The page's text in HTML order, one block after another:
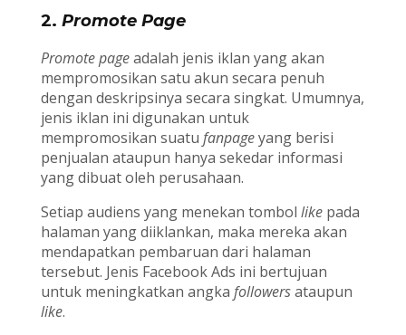
2. Promote Page
Promote pageadalah jenis iklan yang akan
mempromosikan satu akun secara penuh
dengan deskripsinya secara singkat. Umumnya,
jenis iklan ini digunakan untuk
mempromosikan suatu fanpageyang berisi
penjualan ataupun hanya sekedar informasi
yang dibuat oleh perusahaan.
Setiap audiens yang menekan tombol likepada
halaman yang diiklankan, maka mereka akan
mendapatkan pembaruan dari halaman
tersebut. Jenis Facebook Ads ini bertujuan
untuk meningkatkan angka followersataupun
like.